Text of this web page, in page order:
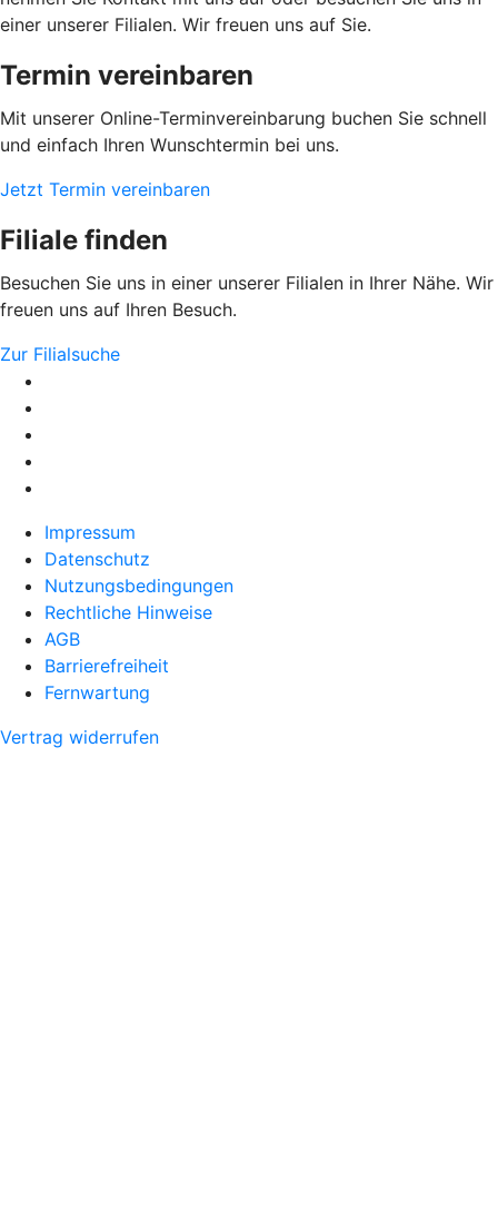
einer unserer Filialen. Wir freuen uns auf Sie.
Termin vereinbaren
Mit unserer Online-Terminvereinbarung buchen Sie schnell
und einfach Ihren Wunschtermin bei uns.
Jetzt Termin vereinbaren
Filiale finden
Besuchen Sie uns in einer unserer Filialen in Ihrer Nähe. Wir
freuen uns auf Ihren Besuch.
Zur Filialsuche
Impressum
Datenschutz
Nutzungsbedingungen
Rechtliche Hinweise
AGB
Barrierefreiheit
Fernwartung
Vertrag widerrufen